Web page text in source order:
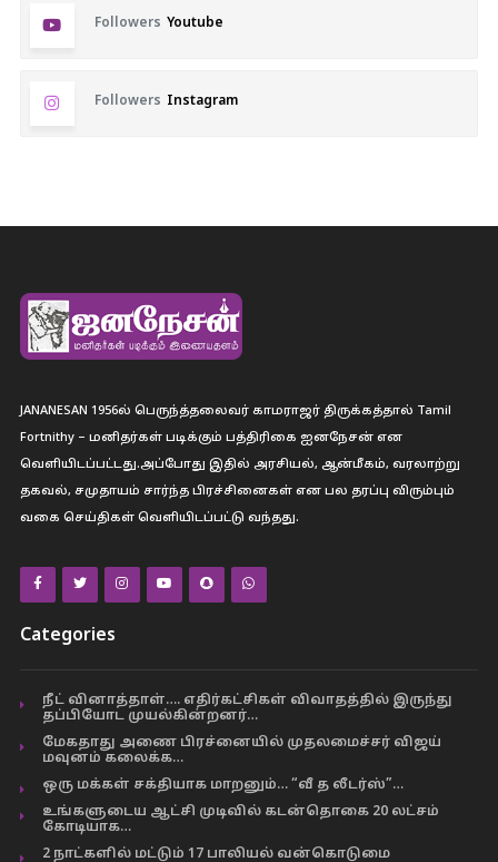
Followers Youtube
Followers Instagram
JANANESAN 1956ல் பெருந்த்தலைவர் காமராஜர் திருக்கத்தால் Tamil
Fortnithy – மனிதர்கள் படிக்கும் பத்திரிகை ஐனநேசன் என
வெளியிடப்பட்டது.அப்போது இதில் அரசியல், ஆன்மீகம், வரலாற்று
தகவல், சமுதாயம் சார்ந்த பிரச்சினைகள் என பல தரப்பு விரும்பும்
வகை செய்திகள் வெளியிடப்பட்டு வந்தது.
Categories
நீட் வினாத்தாள்…. எதிர்கட்சிகள் விவாதத்தில் இருந்து
தப்பியோட முயல்கின்றனர்…
மேகதாது அணை பிரச்னையில் முதலமைச்சர் விஜய்
மவுனம் கலைக்க…
ஒரு மக்கள் சக்தியாக மாறனும்… “வீ த லீடர்ஸ்”…
உங்களுடைய ஆட்சி முடிவில் கடன்தொகை 20 லட்சம்
கோடியாக…
2 நாட்களில் மட்டும் 17 பாலியல் வன்கொடுமை